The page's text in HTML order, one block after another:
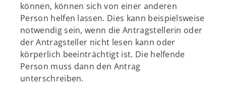
können, können sich von einer anderen
Person helfen lassen. Dies kann beispielsweise
notwendig sein, wenn die Antragstellerin oder
der Antragsteller nicht lesen kann oder
körperlich beeinträchtigt ist. Die helfende
Person muss dann den Antrag
unterschreiben.